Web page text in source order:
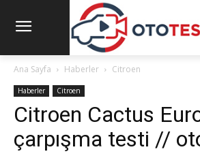
Ana Sayfa Haberler Citroen
Haberler Citroen
Citroen Cactus
çarpışma testi //